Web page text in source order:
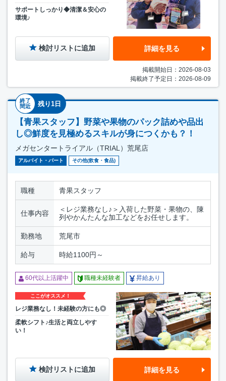
サポートしっかり◆清潔＆安心の
環境♪
検討リストに追加 詳細を見る
掲載開始日：2026-08-03
掲載終了予定日：2026-08-09
終了
間近
残り1日
【青果スタッフ】野菜や果物のパック詰めや品出
し◎鮮度を見極めるスキルが身につくかも？！
メガセンタートライアル（TRIAL）荒尾店
アルバイト・パート その他(飲食・食品)
職種 青果スタッフ
仕事内容
＜レジ業務なし♪＞入荷した野菜・果物の、陳
列やかんたんな加工などをお任せします。
勤務地 荒尾市
給与 時給1100円～
60代以上活躍中 職種未経験者 昇給あり
ここがオススメ！
レジ業務なし！未経験の方にも◎
柔軟シフト♪生活と両立しやす
い！
検討リストに追加 詳細を見る